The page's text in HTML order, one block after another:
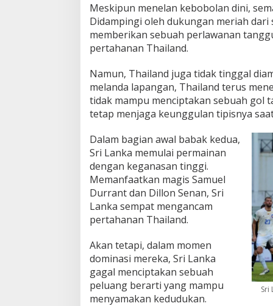
Meskipun menelan kebobolan dini,
Didampingi oleh dukungan meriah
memberikan sebuah perlawanan
pertahanan Thailand.
Namun, Thailand juga tidak tinggal
melanda lapangan, Thailand terus
tidak mampu menciptakan sebuah gol
tetap menjaga keunggulan tipisnya
Sri
Dalam bagian awal babak kedua,
Sri Lanka memulai permainan
dengan keganasan tinggi.
Memanfaatkan magis Samuel
Durrant dan Dillon Senan, Sri
Lanka sempat mengancam
pertahanan Thailand.
Akan tetapi, dalam momen
dominasi mereka, Sri Lanka
gagal menciptakan sebuah
peluang berarti yang mampu
menyamakan kedudukan.